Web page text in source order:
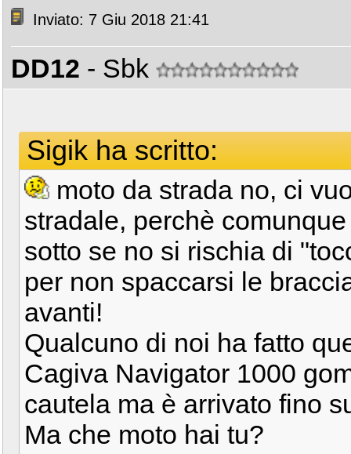
Inviato: 7 Giu 2018 21:41
DD12 - Sbk
Sigik ha scritto:
moto da strada no, ci
stradale, perchè
sotto se no si rischia di
per non spaccarsi le
avanti!
Qualcuno di noi ha fatto
Cagiva Navigator 1000
cautela ma è arrivato fino
Ma che moto hai tu?